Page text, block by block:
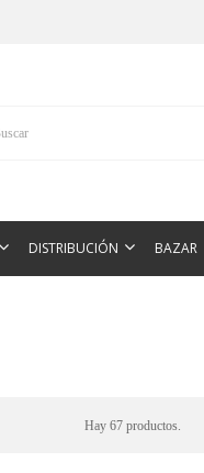
DISTRIBUCIÓN BAZAR
Hay 67 productos.